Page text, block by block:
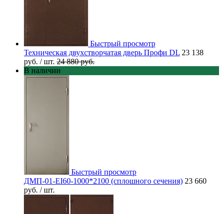
Быстрый просмотр
Техническая двухстворчатая дверь Профи DL 23 138
руб. / шт. 24 880 руб.
В наличии
Быстрый просмотр
ДМП-01-EI60-1000*2100 (сплошного сечения) 23 660
руб. / шт.